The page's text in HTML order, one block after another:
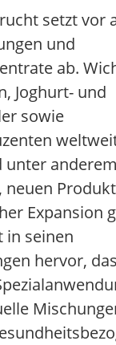
setzt vor
und
ab.
Joghurt- und
sowie
unter
neuen
Expansion
in seinen
hervor,